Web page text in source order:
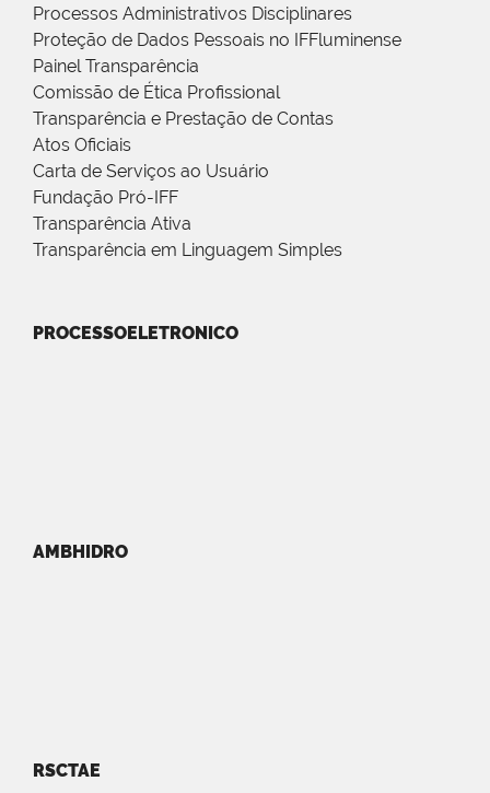
Processos Administrativos Disciplinares
Proteção de Dados Pessoais no IFFluminense
Painel Transparência
Comissão de Ética Profissional
Transparência e Prestação de Contas
Atos Oficiais
Carta de Serviços ao Usuário
Fundação Pró-IFF
Transparência Ativa
Transparência em Linguagem Simples
PROCESSOELETRONICO
AMBHIDRO
RSCTAE